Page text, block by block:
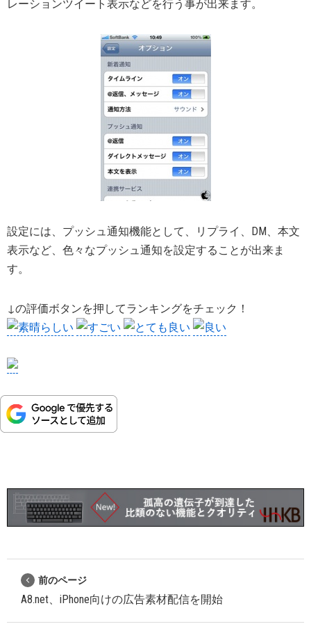
レーションツイート表示などを行う事が出来ます。
設定には、プッシュ通知機能として、リプライ、DM、本文
表示など、色々なプッシュ通知を設定することが出来ま
す。
↓の評価ボタンを押してランキングをチェック！
前のページ
A8.net、iPhone向けの広告素材配信を開始